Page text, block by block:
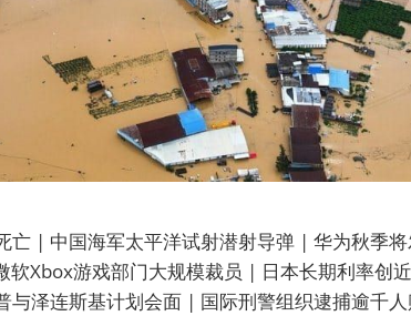
亡 | 中国海军太平洋试射潜射导弹 | 华为秋季
软Xbox游戏部门大规模裁员 | 日本长期利率创
与泽连斯基计划会面 | 国际刑警组织逮捕逾千